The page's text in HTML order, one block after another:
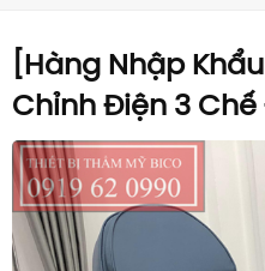
[Hàng Nhập
Chỉnh Điện 3 Chế